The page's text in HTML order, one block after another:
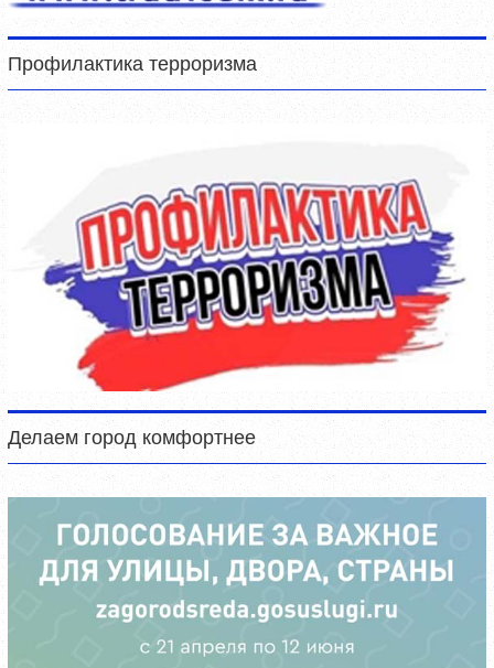
Профилактика терроризма
Делаем город комфортнее